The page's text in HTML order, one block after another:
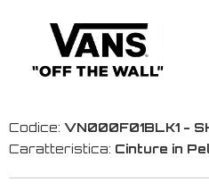
Codice: VN000F01BLK1 -
Caratteristica: Cinture in